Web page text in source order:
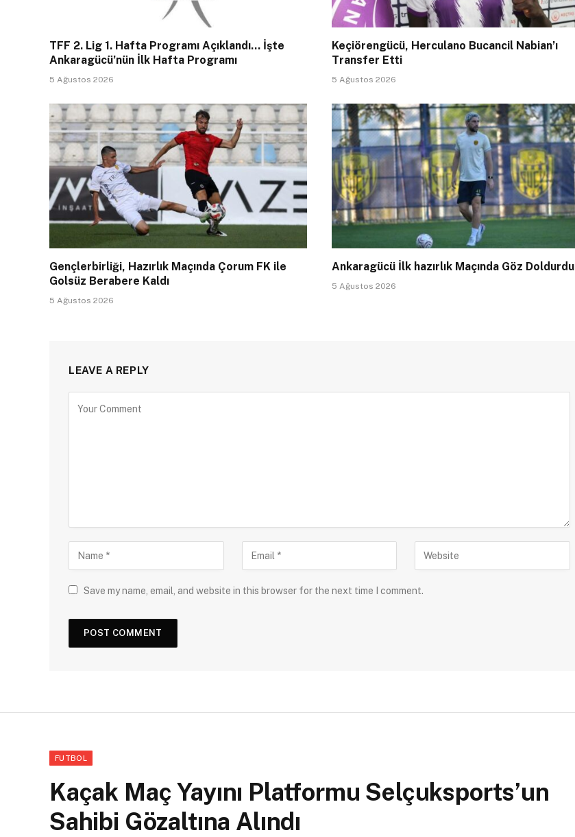
TFF 2. Lig 1. Hafta Programı Açıklandı… İşte
Ankaragücü’nün İlk Hafta Programı
5 Ağustos 2026
Keçiörengücü, Herculano Bucancil Nabian’ı
Transfer Etti
5 Ağustos 2026
Gençlerbirliği, Hazırlık Maçında Çorum FK ile
Golsüz Berabere Kaldı
5 Ağustos 2026
Ankaragücü İlk hazırlık Maçında Göz Doldurdu
5 Ağustos 2026
LEAVE A REPLY
Save my name, email, and website in this browser for the next time I comment.
FUTBOL
Kaçak Maç Yayını Platformu Selçuksports’un
Sahibi Gözaltına Alındı